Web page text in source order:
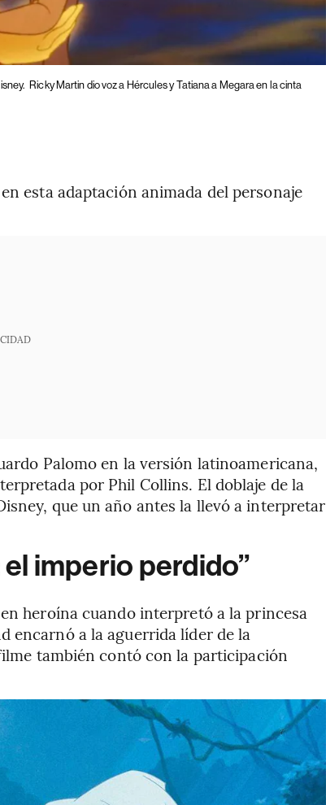
Ricky Martin dio voz a Hércules y Tatiana a Megara en la cinta
esta adaptación animada del personaje
Palomo en la versión latinoamericana,
por Phil Collins. El doblaje de la
que un año antes la llevó a interpretar
imperio perdido”
heroína cuando interpretó a la princesa
encarnó a la aguerrida líder de la
también contó con la participación